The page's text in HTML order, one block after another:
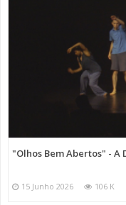
"Olhos Bem Abertos" - A
15 Junho 2026 106 K